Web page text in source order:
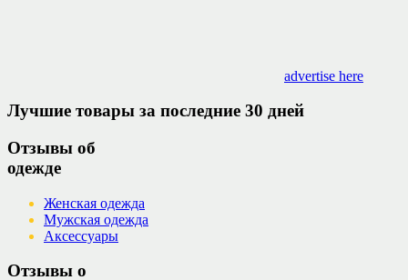
advertise here
Лучшие товары за последние 30 дней
Отзывы об
одежде
Женская одежда
Мужская одежда
Аксессуары
Отзывы о